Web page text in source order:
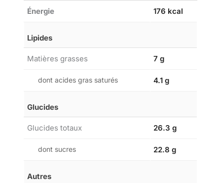
Énergie 176 kcal
Lipides
Matières grasses 7 g
dont acides gras saturés 4.1 g
Glucides
Glucides totaux 26.3 g
dont sucres 22.8 g
Autres